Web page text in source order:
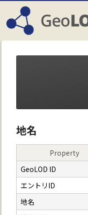
地名
Property
GeoLOD ID
エントリID
地名